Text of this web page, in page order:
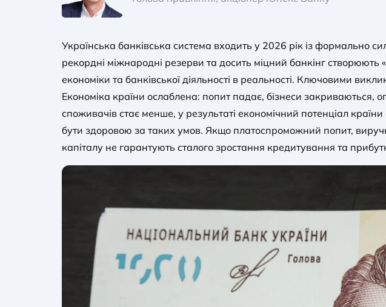
Українська банківська система входить у 2026 рік із формально
рекордні міжнародні резерви та досить міцний банкінг
економіки та банківської діяльності в реальності. Ключовими
Економіка країни ослаблена: попит падає, бізнеси закриваються,
споживачів стає менше, у результаті економічний потенціал
бути здоровою за таких умов. Якщо платоспроможний попит, виручка
капіталу не гарантують сталого зростання кредитування та